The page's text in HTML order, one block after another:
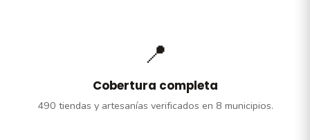
📍
Cobertura completa
490 tiendas y artesanías verificados en 8 municipios.